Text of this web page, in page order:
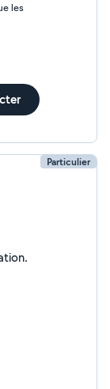
les
Particulier
présentation.